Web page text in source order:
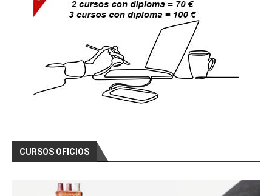
CURSOS OFICIOS